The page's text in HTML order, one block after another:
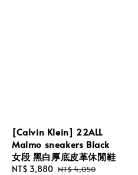
[Calvin Klein] 22ALL
Malmo sneakers Black
女段 黑白厚底皮革休閒鞋
Sale
NT$ 3,880 Regular
NT$ 4,050